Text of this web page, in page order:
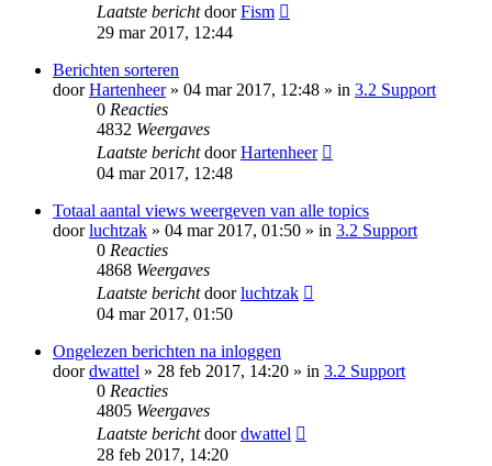
Laatste berichtdoorFism
29 mar 2017, 12:44
Berichten sorteren
doorHartenheer» 04 mar 2017, 12:48 » in 3.2 Support
0 Reacties
4832 Weergaves
Laatste berichtdoorHartenheer
04 mar 2017, 12:48
Totaal aantal views weergeven van alle topics
doorluchtzak » 04 mar 2017, 01:50 » in 3.2 Support
0 Reacties
4868 Weergaves
Laatste berichtdoorluchtzak
04 mar 2017, 01:50
Ongelezen berichten na inloggen
doordwattel » 28 feb 2017, 14:20 » in 3.2 Support
0 Reacties
4805 Weergaves
Laatste berichtdoordwattel
28 feb 2017, 14:20